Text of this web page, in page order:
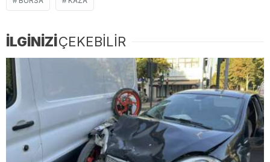
İLGİNİZİÇEKEBİLİR